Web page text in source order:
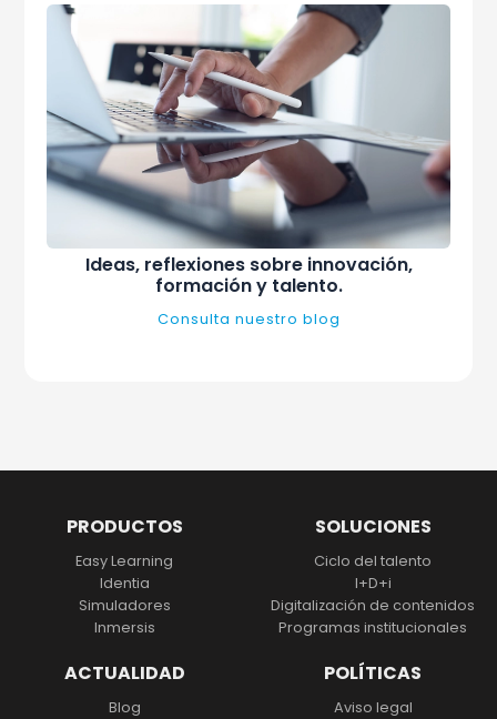
Ideas, reflexiones sobre innovación,
formación y talento.
Consulta nuestro blog
PRODUCTOS
Easy Learning
Identia
Simuladores
Inmersis
SOLUCIONES
Ciclo del talento
I+D+i
Digitalización de contenidos
Programas institucionales
ACTUALIDAD
Blog
POLÍTICAS
Aviso legal